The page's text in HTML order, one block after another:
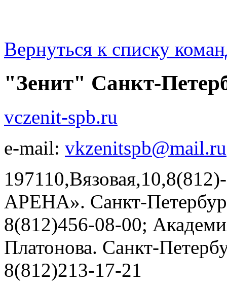
Вернуться к списку
"Зенит" Санкт-
vczenit-spb.ru
e-mail: vkzenitspb@mail.ru
АРЕНА». Санкт-
8(812)456-08-00;
Платонова. Санкт-
8(812)213-17-21